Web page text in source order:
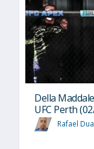
Della
UFC Perth
Rafael